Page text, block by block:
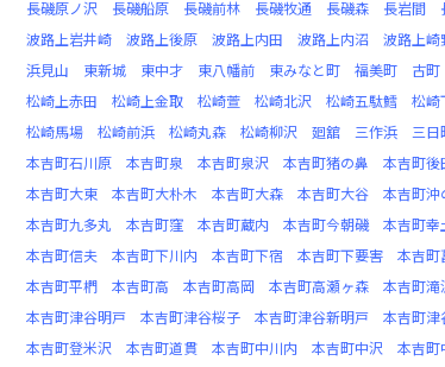
長磯原ノ沢
長磯船原 長磯前林 長磯牧通 長磯森 長岩間
波路上岩井崎
波路上後原 波路上内田 波路上内沼 波路上崎
浜見山
東新城 東中才 東八幡前 東みなと町 福美町 古町
松崎上赤田
松崎上金取 松崎萱 松崎北沢 松崎五駄鱈 松崎
松崎馬場
松崎前浜 松崎丸森 松崎柳沢 廻舘 三作浜 三日
本吉町石川原
本吉町泉 本吉町泉沢 本吉町猪の鼻 本吉町後
本吉町大東
本吉町大朴木 本吉町大森 本吉町大谷 本吉町沖
本吉町九多丸
本吉町窪 本吉町蔵内 本吉町今朝磯 本吉町幸
本吉町信夫
本吉町下川内 本吉町下宿 本吉町下要害 本吉町
本吉町平椚
本吉町高 本吉町高岡 本吉町高瀬ヶ森 本吉町滝
本吉町津谷明戸
本吉町津谷桜子 本吉町津谷新明戸 本吉町津
本吉町登米沢
本吉町道貫 本吉町中川内 本吉町中沢 本吉町